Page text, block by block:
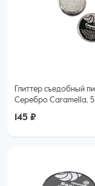
Глиттер съедобный
Серебро Caramella, 5
145 ₽